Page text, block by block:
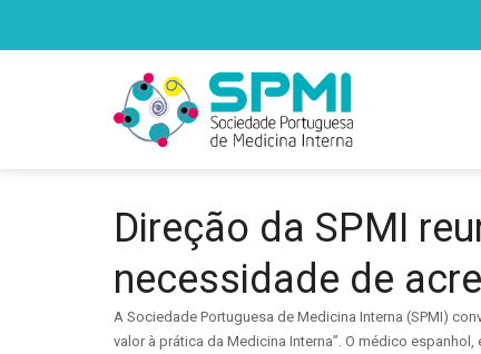
Direção da SPMI
necessidade de
A Sociedade Portuguesa de Medicina Interna (SPMI)
valor à prática da Medicina Interna”. O médico